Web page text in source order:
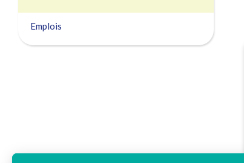
Emplois